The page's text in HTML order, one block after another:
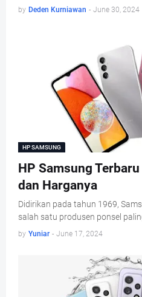
by Deden Kurniawan - June 30, 2024
HP SAMSUNG
HP Samsung
dan Harganya
Didirikan pada tahun 1969,
salah satu produsen ponsel
by Yuniar - June 17, 2024